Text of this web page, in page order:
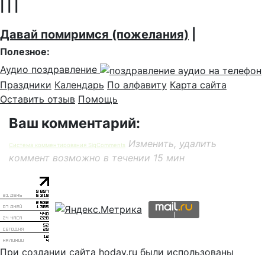
Давай помиримся (пожелания)
Полезное:
Аудио поздравление
Праздники Календарь По алфавиту Карта сайта
Оставить отзыв Помощь
Ваш комментарий:
Система комментирования SigComments
Изменить, удалить
коммент возможно в течении 15 мин
При создании сайта hoday.ru были использованы